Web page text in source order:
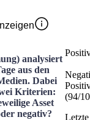
analysiert
aus den
Dabei
Kriterien:
Asset
negativ?
(94/